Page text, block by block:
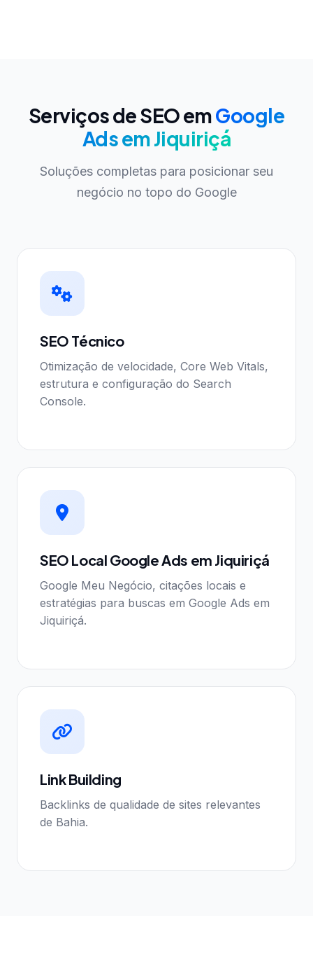
Serviços de SEO emGoogle
Ads em Jiquiriçá
Soluções completas para posicionar seu
negócio no topo do Google
SEO Técnico
Otimização de velocidade, Core Web Vitals,
estrutura e configuração do Search
Console.
SEO Local Google Ads em Jiquiriçá
Google Meu Negócio, citações locais e
estratégias para buscas em Google Ads em
Jiquiriçá.
Link Building
Backlinks de qualidade de sites relevantes
de Bahia.